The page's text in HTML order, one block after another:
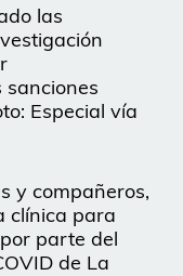
las
Especial vía
y compañeros,
clínica para
parte del
de La